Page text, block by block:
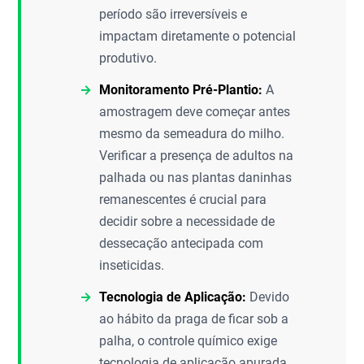
período são irreversíveis e
impactam diretamente o potencial
produtivo.
Monitoramento Pré-Plantio: A
amostragem deve começar antes
mesmo da semeadura do milho.
Verificar a presença de adultos na
palhada ou nas plantas daninhas
remanescentes é crucial para
decidir sobre a necessidade de
dessecação antecipada com
inseticidas.
Tecnologia de Aplicação: Devido
ao hábito da praga de ficar sob a
palha, o controle químico exige